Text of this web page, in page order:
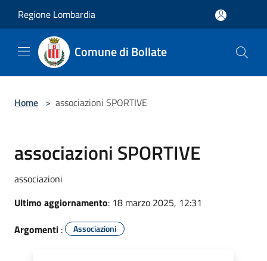
Regione Lombardia
Comune di Bollate
Home > associazioni SPORTIVE
associazioni SPORTIVE
associazioni
Ultimo aggiornamento: 18 marzo 2025, 12:31
Argomenti : Associazioni